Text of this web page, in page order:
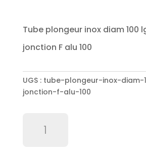
Tube plongeur inox diam 100
jonction F alu 100
UGS : tube-plongeur-inox-diam-
jonction-f-alu-100